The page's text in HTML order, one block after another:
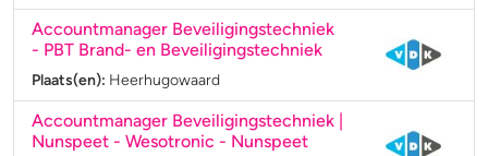
Accountmanager Beveiligingstechniek
- PBT Brand- en Beveiligingstechniek
Plaats(en): Heerhugowaard
Accountmanager Beveiligingstechniek |
Nunspeet - Wesotronic - Nunspeet